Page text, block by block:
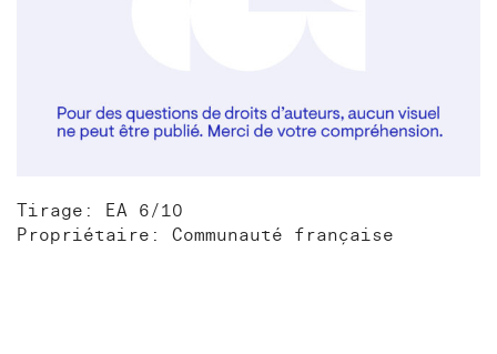
Tirage: EA 6/10
Propriétaire: Communauté française